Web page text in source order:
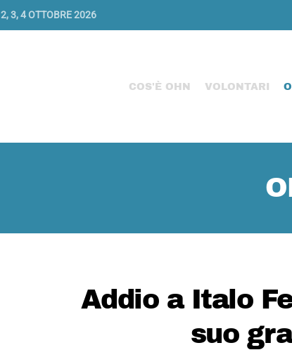
2, 3, 4 OTTOBRE 2026
COS'È OHN VOLONTARI
Addio a Italo
suo